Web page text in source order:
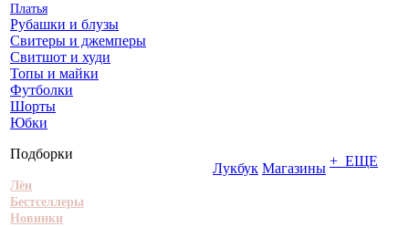
Платья
Рубашки и блузы
Свитеры и джемперы
Свитшот и худи
Топы и майки
Футболки
Шорты
Юбки
Подборки
Лён
Бестселлеры
Новинки
Лукбук Магазины + ЕЩЕ